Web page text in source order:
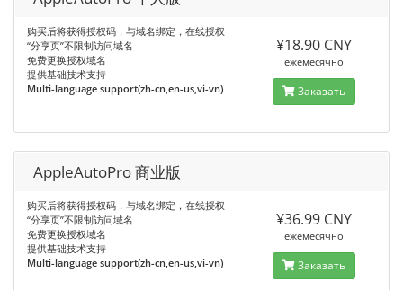
购买后将获得授权码，与域名绑定，在线授权
“分享页”不限制访问域名
免费更换授权域名
提供基础技术支持
Multi-language support(zh-cn,en-us,vi-vn)
¥18.90 CNY
ежемесячно
Заказать
AppleAutoPro 商业版
购买后将获得授权码，与域名绑定，在线授权
“分享页”不限制访问域名
免费更换授权域名
提供基础技术支持
Multi-language support(zh-cn,en-us,vi-vn)
¥36.99 CNY
ежемесячно
Заказать